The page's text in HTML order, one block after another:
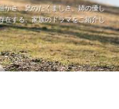
かさ、兄のたくましさ、姉の優し
在する、家族のドラマをご紹介し